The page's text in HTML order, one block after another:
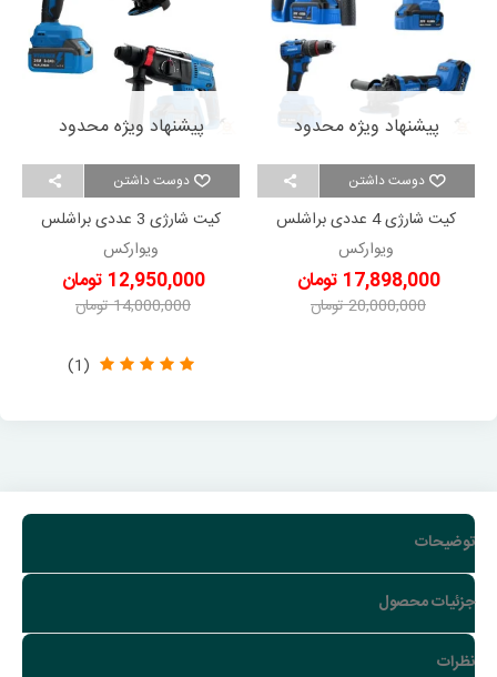
دوست داشتن
پیشنهاد ویژه محدود
کیت شارژی 4 عددی براشلس
ویوارکس VR2404-BCKویوارکس
17,898,000 تومان
20,000,000 تومان
دوست داشتن
پیشنهاد ویژه محدود
کیت شارژی 3 عددی براشلس
ویوارکس VR2403-BCKویوارکس
12,950,000 تومان
14,000,000 تومان
(1)
توضیحات
جزئیات محصول
نظرات